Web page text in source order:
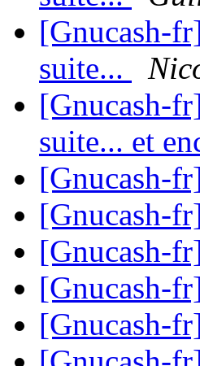
[Gnucash-
suite...
[Gnucash-
suite... et
[Gnucash-
[Gnucash-
[Gnucash-
[Gnucash-
[Gnucash-